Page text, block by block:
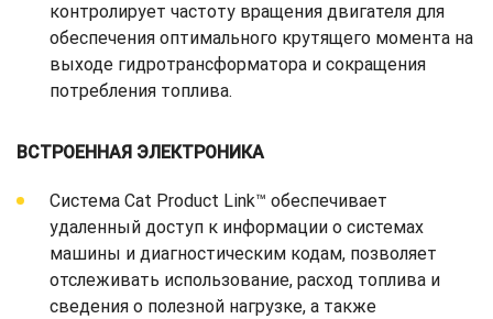
контролирует частоту вращения двигателя для
обеспечения оптимального крутящего момента на
выходе гидротрансформатора и сокращения
потребления топлива.
ВСТРОЕННАЯ ЭЛЕКТРОНИКА
Система Cat Product Link™ обеспечивает
удаленный доступ к информации о системах
машины и диагностическим кодам, позволяет
отслеживать использование, расход топлива и
сведения о полезной нагрузке, а также